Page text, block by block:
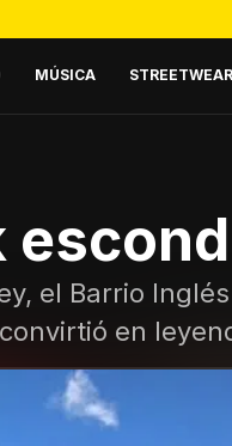
MÚSICA STREETWEAR
el Barrio
en